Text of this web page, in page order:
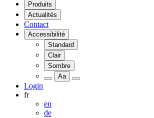
Produits
Actualités
Contact
Accessibilité
Standard
Clair
Sombre
Aa
Login
fr
en
de